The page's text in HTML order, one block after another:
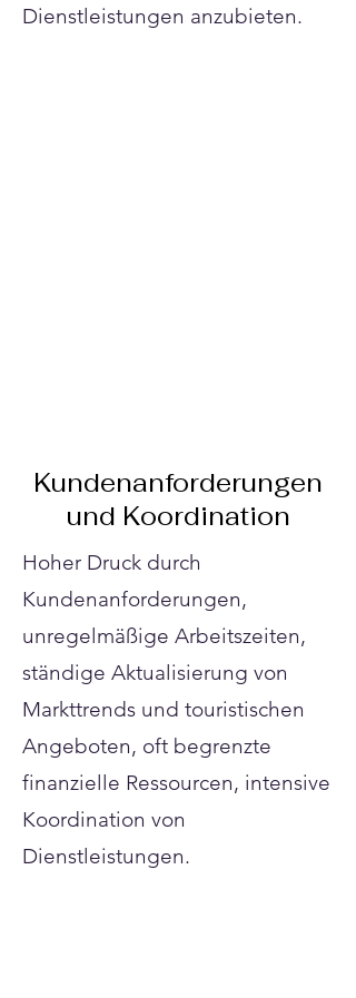
Dienstleistungen anzubieten.
Kundenanforderungen
und Koordination
Hoher Druck durch
Kundenanforderungen,
unregelmäßige Arbeitszeiten,
ständige Aktualisierung von
Markttrends und touristischen
Angeboten, oft begrenzte
finanzielle Ressourcen, intensive
Koordination von
Dienstleistungen.